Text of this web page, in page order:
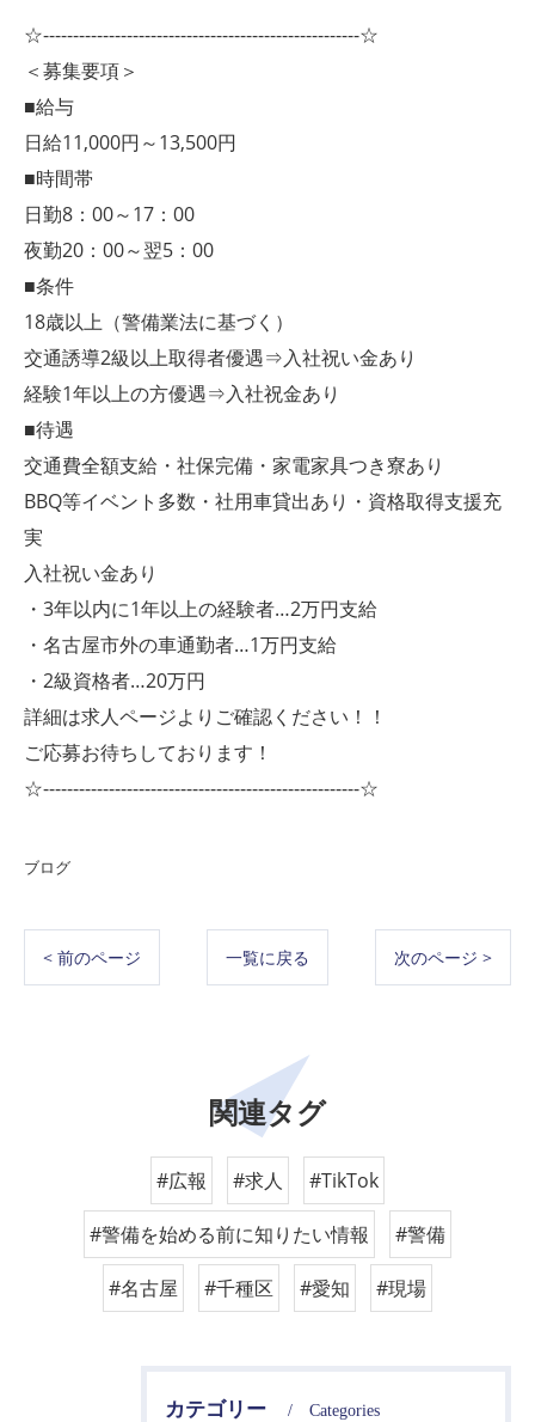
☆-----------------------------------------------------☆
＜募集要項＞
■給与
日給11,000円～13,500円
■時間帯
日勤8：00～17：00
夜勤20：00～翌5：00
■条件
18歳以上（警備業法に基づく）
交通誘導2級以上取得者優遇⇒入社祝い金あり
経験1年以上の方優遇⇒入社祝金あり
■待遇
交通費全額支給・社保完備・家電家具つき寮あり
BBQ等イベント多数・社用車貸出あり・資格取得支援充
実
入社祝い金あり
・3年以内に1年以上の経験者…2万円支給
・名古屋市外の車通勤者…1万円支給
・2級資格者…20万円
詳細は求人ページよりご確認ください！！
ご応募お待ちしております！
☆-----------------------------------------------------☆
ブログ
< 前のページ 一覧に戻る 次のページ >
関連タグ
#広報 #求人 #TikTok
#警備を始める前に知りたい情報 #警備
#名古屋 #千種区 #愛知 #現場
カテゴリー Categories